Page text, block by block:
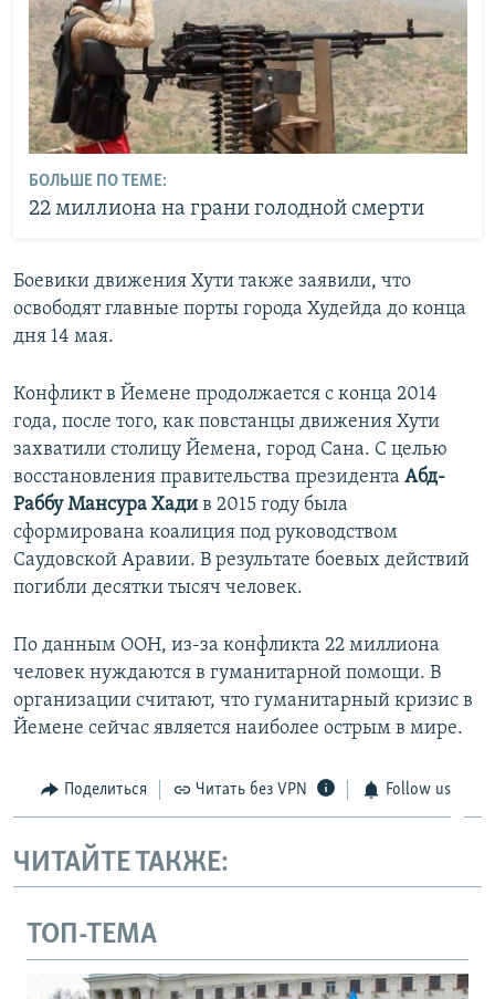
БОЛЬШЕ ПО ТЕМЕ:
22 миллиона на грани голодной смерти
Боевики движения Хути также заявили, что
освободят главные порты города Худейда до конца
дня 14 мая.
Конфликт в Йемене продолжается с конца 2014
года, после того, как повстанцы движения Хути
захватили столицу Йемена, город Сана. С целью
восстановления правительства президента Абд-
Раббу Мансура Хади в 2015 году была
сформирована коалиция под руководством
Саудовской Аравии. В результате боевых действий
погибли десятки тысяч человек.
По данным ООН, из-за конфликта 22 миллиона
человек нуждаются в гуманитарной помощи. В
организации считают, что гуманитарный кризис в
Йемене сейчас является наиболее острым в мире.
Поделиться Читать без VPN Follow us
ЧИТАЙТЕ ТАКЖЕ:
ТОП-ТЕМА